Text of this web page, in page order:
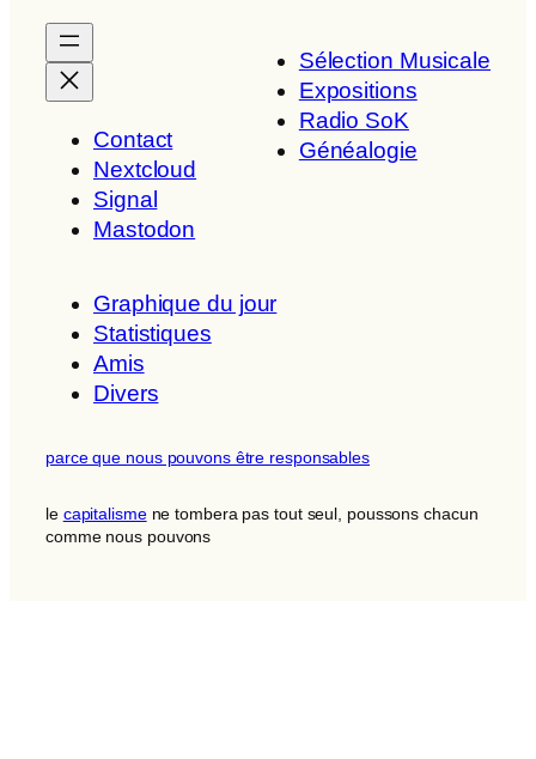
Contact
Nextcloud
Signal
Mastodon
Sélection Musicale
Expositions
Radio SoK
Généalogie
Graphique du jour
Statistiques
Amis
Divers
parce que nous pouvons être responsables
le capitalismene tombera pas tout seul, poussons chacun
comme nous pouvons